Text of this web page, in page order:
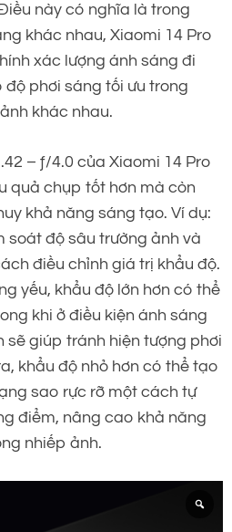
này có nghĩa là trong
khác nhau, Xiaomi 14 Pro
xác lượng ánh sáng đi
phơi sáng tối ưu trong
khác nhau.
– ƒ/4.0 của Xiaomi 14 Pro
quả chụp tốt hơn mà còn
khả năng sáng tạo. Ví dụ:
soát độ sâu trường ảnh và
điều chỉnh giá trị khẩu độ.
yếu, khẩu độ lớn hơn có thể
khi ở điều kiện ánh sáng
sẽ giúp tránh hiện tượng phơi
khẩu độ nhỏ hơn có thể tạo
sao rực rỡ một cách tự
điểm, nâng cao khả năng
nhiếp ảnh.